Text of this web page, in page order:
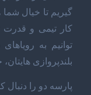
گیریم تا خیال شما
کار تیمی و
توانیم به
بلندپروازی
پارسه دو را دنبال